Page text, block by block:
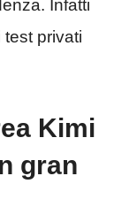
Infatti
privati
Kimi
gran